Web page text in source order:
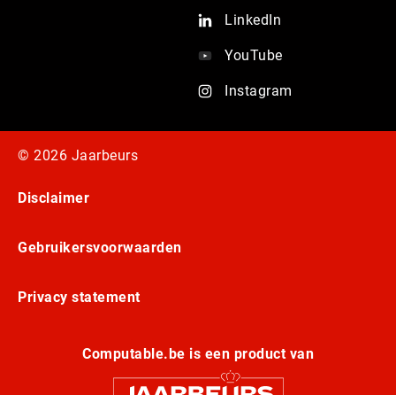
LinkedIn
YouTube
Instagram
© 2026 Jaarbeurs
Disclaimer
Gebruikersvoorwaarden
Privacy statement
Computable.be is een product van